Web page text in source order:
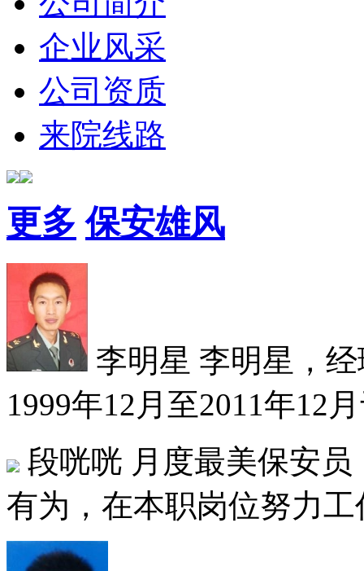
企业风采
公司资质
来院线路
更多 保安雄风
李明星 李明星，
1999年12月至2011年12
段咣咣 月度最美保安
有为，在本职岗位努力工